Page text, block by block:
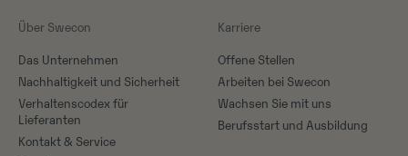
Über Swecon
Das Unternehmen
Nachhaltigkeit und Sicherheit
Verhaltenscodex für
Lieferanten
Kontakt & Service
Karriere
Offene Stellen
Arbeiten bei Swecon
Wachsen Sie mit uns
Berufsstart und Ausbildung